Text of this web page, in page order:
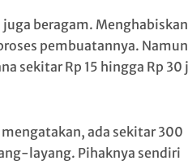
beragam.
pembuatannya.
sekitar Rp 15 hingga Rp 30
ada sekitar 300
layang. Pihaknya sendiri